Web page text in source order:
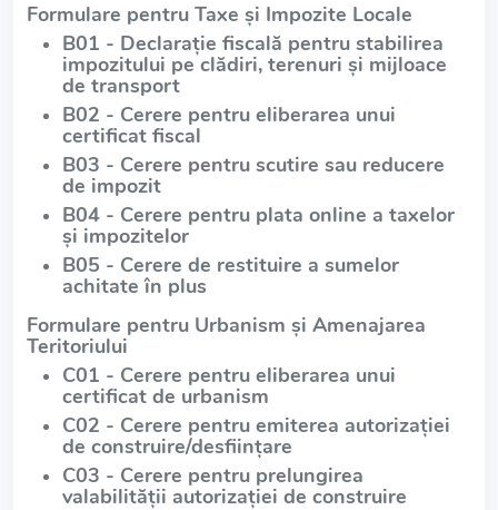
Formulare pentru Taxe și Impozite Locale
B01 - Declarație fiscală pentru stabilirea
impozitului pe clădiri, terenuri și mijloace
de transport
B02 - Cerere pentru eliberarea unui
certificat fiscal
B03 - Cerere pentru scutire sau reducere
de impozit
B04 - Cerere pentru plata online a taxelor
și impozitelor
B05 - Cerere de restituire a sumelor
achitate în plus
Formulare pentru Urbanism și Amenajarea
Teritoriului
C01 - Cerere pentru eliberarea unui
certificat de urbanism
C02 - Cerere pentru emiterea autorizației
de construire/desființare
C03 - Cerere pentru prelungirea
valabilității autorizației de construire